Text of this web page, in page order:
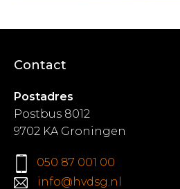
Contact
Postadres
Postbus 8012
9702 KA Groningen
050 87 001 00
info@hvdsg.nl